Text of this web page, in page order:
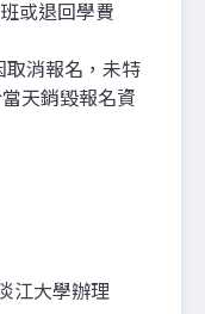
或退回學費
消報名，未特
天銷毀報名資
江大學辦理